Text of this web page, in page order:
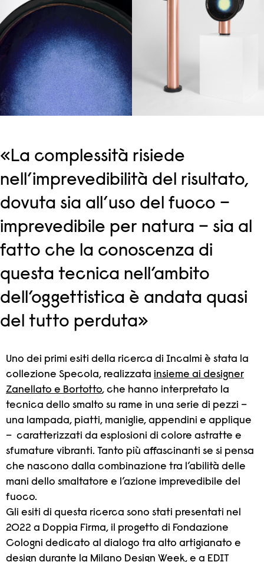
«La complessità risiede
nell’imprevedibilità del risultato,
dovuta sia all’uso del fuoco –
imprevedibile per natura – sia al
fatto che la conoscenza di
questa tecnica nell’ambito
dell’oggettistica è andata quasi
del tutto perduta»
Uno dei primi esiti della ricerca di Incalmi è stata la
collezione Specola, realizzata insieme ai designer
Zanellato e Bortotto, che hanno interpretato la
tecnica dello smalto su rame in una serie di pezzi –
una lampada, piatti, maniglie, appendini e applique
– caratterizzati da esplosioni di colore astratte e
sfumature vibranti. Tanto più affascinanti se si pensa
che nascono dalla combinazione tra l’abilità delle
mani dello smaltatore e l’azione imprevedibile del
fuoco.
Gli esiti di questa ricerca sono stati presentati nel
2022 a Doppia Firma, il progetto di Fondazione
Cologni dedicato al dialogo tra alto artigianato e
design durante la Milano Design Week, e a EDIT